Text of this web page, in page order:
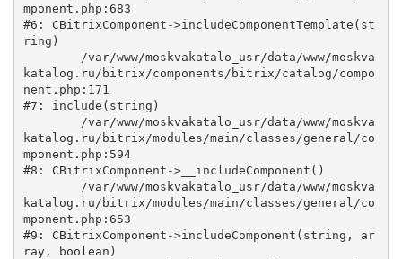
mponent.php:683
#6: CBitrixComponent->includeComponentTemplate(st
ring)
katalog.ru/bitrix/components/bitrix/catalog/compo
nent.php:171
#7: include(string)
katalog.ru/bitrix/modules/main/classes/general/co
mponent.php:594
#8: CBitrixComponent->__includeComponent()
katalog.ru/bitrix/modules/main/classes/general/co
mponent.php:653
#9: CBitrixComponent->includeComponent(string, ar
ray, boolean)